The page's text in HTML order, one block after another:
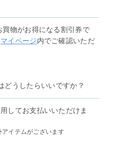
買物がお得になる割引券で
マイページ内でご確認いただ
どうしたらいいですか？
してお支払いいただけま
イテムがございます